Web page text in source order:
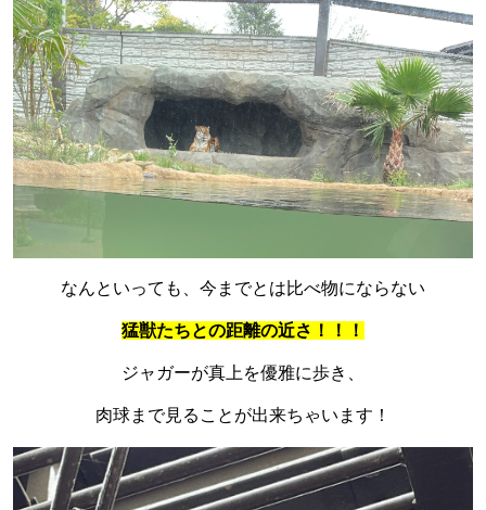
なんといっても、今までとは比べ物にならない
猛獣たちとの距離の近さ！！！
ジャガーが真上を優雅に歩き、
肉球まで見ることが出来ちゃいます！